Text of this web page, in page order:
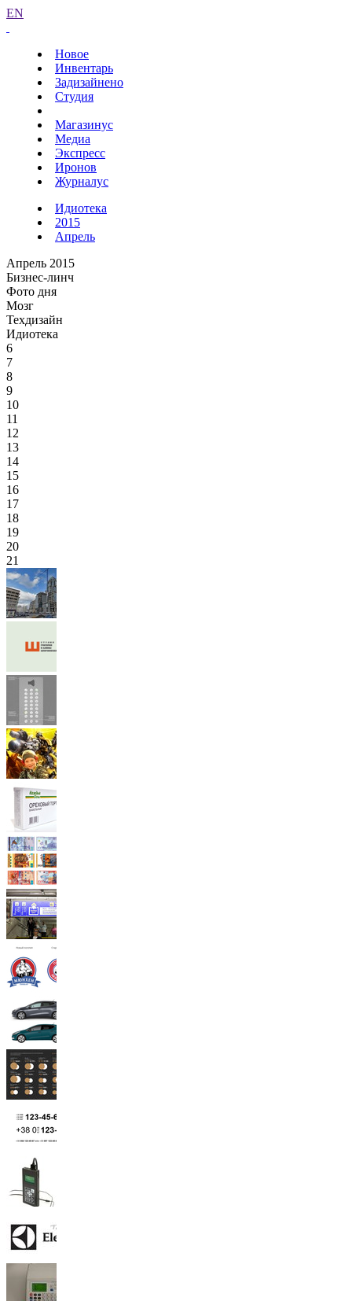
EN
Новое
Инвентарь
Задизайнено
Студия
Магазинус
Медиа
Экспресс
Иронов
Журналус
Идиотека
2015
Апрель
Апрель 2015
Бизнес-линч
Фото дня
Мозг
Техдизайн
Идиотека
6
7
8
9
10
11
12
13
14
15
16
17
18
19
20
21